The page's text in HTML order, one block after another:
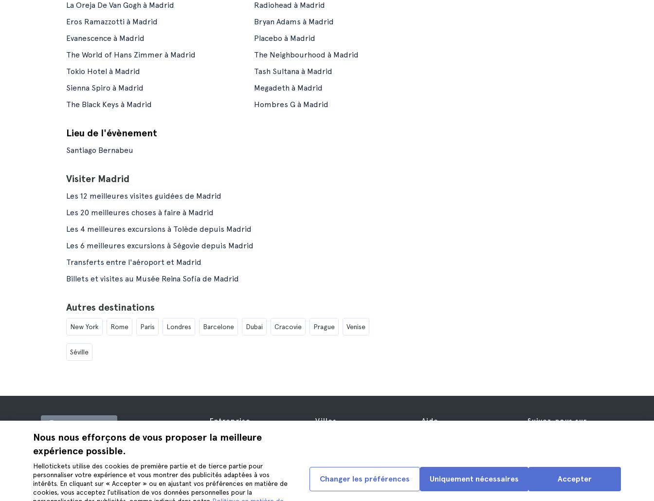
La Oreja De Van Gogh à Madrid
Radiohead à Madrid
Eros Ramazzotti à Madrid
Bryan Adams à Madrid
Evanescence à Madrid
Placebo à Madrid
The World of Hans Zimmer à Madrid
The Neighbourhood à Madrid
Tokio Hotel à Madrid
Tash Sultana à Madrid
Sienna Spiro à Madrid
Megadeth à Madrid
The Black Keys à Madrid
Hombres G à Madrid
Lieu de l'évènement
Santiago Bernabeu
Visiter Madrid
Les 12 meilleures visites guidées de Madrid
Les 20 meilleures choses à faire à Madrid
Les 4 meilleures excursions à Tolède depuis Madrid
Les 6 meilleures excursions à Ségovie depuis Madrid
Transferts entre l'aéroport et Madrid
Billets et visites au Musée Reina Sofía de Madrid
Autres destinations
New York Rome Paris Londres Barcelone Dubai Cracovie Prague Venise
Séville
Nous nous efforçons de vous proposer la meilleure
expérience possible.
Hellotickets utilise des cookies de première partie et de tierce partie pour
personnaliser votre expérience et vous montrer des publicités adaptées à vos
intérêts. En cliquant sur « Accepter » ou en ajustant vos préférences en matière de
cookies, vous acceptez l’utilisation de vos données personnelles pour la
Accepter
Uniquement nécessaires
Changer les préférences
Hellotickets est le meilleur moyen de
réserver des excursions et des activités
dans le monde entier.
© Hello Ticket, SL.
Entreprise
À propos de nous
Avis
Confidentialité
Conditions générales
Villes
Londres
Grenade
Cracovie
Aide
Suivez-nous sur